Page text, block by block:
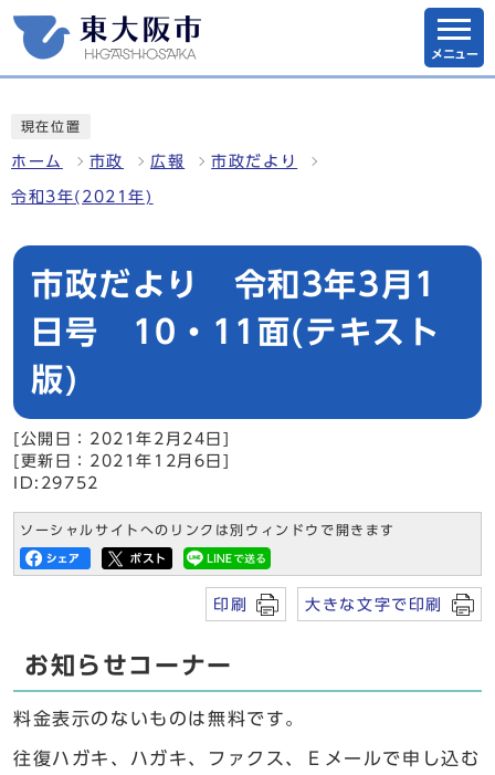
メニュー
現在位置
ホーム 市政 広報 市政だより
令和3年(2021年)
市政だより 令和3年3月1
日号 10・11面(テキスト
版)
[公開日：2021年2月24日]
[更新日：2021年12月6日]
ID:29752
ソーシャルサイトへのリンクは別ウィンドウで開きます
印刷 大きな文字で印刷
お知らせコーナー
料金表示のないものは無料です。
往復ハガキ、ハガキ、ファクス、Ｅメールで申し込む